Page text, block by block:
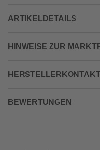
ARTIKELDETAILS
HINWEISE ZUR
HERSTELLERKONTAKT
BEWERTUNGEN